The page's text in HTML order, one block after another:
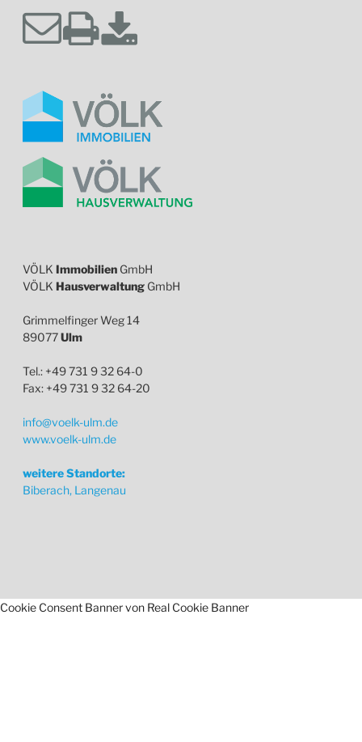
VÖLK Immobilien GmbH
VÖLK Hausverwaltung GmbH
Grimmelfinger Weg 14
89077Ulm
Tel.: +49 731 9 32 64-0
Fax: +49 731 9 32 64-20
info@voelk-ulm.de
www.voelk-ulm.de
weitere Standorte:
Biberach, Langenau
Cookie Consent Banner von Real Cookie Banner